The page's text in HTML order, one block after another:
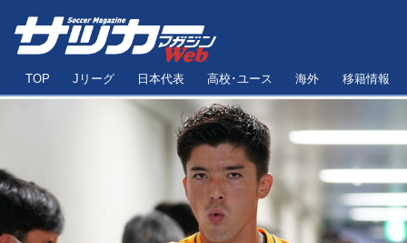
TOP Jリーグ 日本代表 高校･ユース 海外 移籍情報